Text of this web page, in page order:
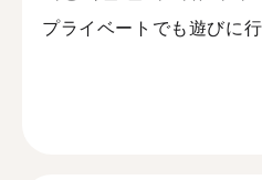
プライベートでも遊びに